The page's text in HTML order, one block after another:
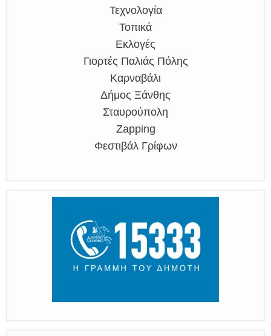
Τεχνολογία
Τοπικά
Εκλογές
Γιορτές Παλιάς Πόλης
Καρναβάλι
Δήμος Ξάνθης
Σταυρούπολη
Zapping
Φεστιβάλ Γρίφων